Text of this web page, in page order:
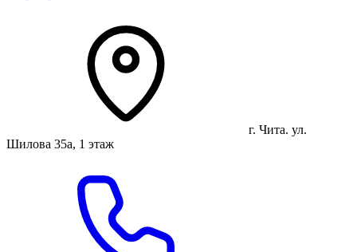
г. Чита. ул.
Шилова 35а, 1 этаж